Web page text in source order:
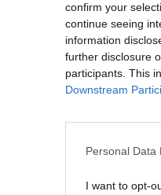
confirm your
continue seeing
information
further disclosure
participants. This
Downstream
Personal Data
I want to opt-